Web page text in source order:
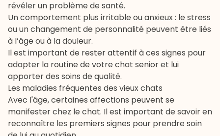
révéler un problème de santé.
Un comportement plus irritable ou anxieux : le stress
ou un changement de personnalité peuvent être liés
à l’âge ou à la douleur.
Il est important de rester attentif à ces signes pour
adapter la routine de votre chat senior et lui
apporter des soins de qualité.
Les maladies fréquentes des vieux chats
Avec l'âge, certaines affections peuvent se
manifester chez le chat. Il est important de savoir en
reconnaître les premiers signes pour prendre soin